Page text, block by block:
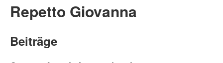
Über uns
Shop
Zeitschrift
Bücher
Repetto Giovanna
Beiträge